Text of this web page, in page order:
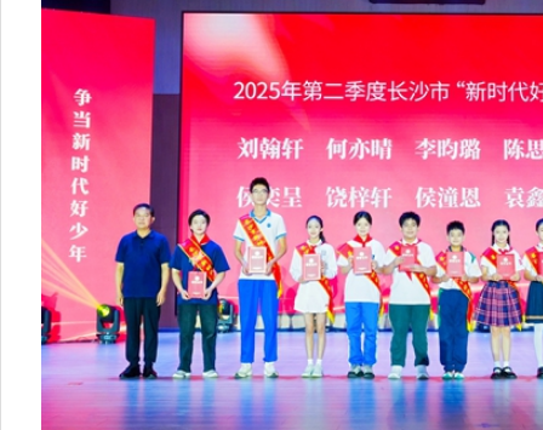
长沙市关工委常务副主任刘耀杰
关工委主任、一级巡视员黎石秋
度长沙市“新时代好少年